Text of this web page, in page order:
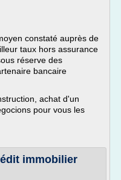
constaté auprès de
taux hors assurance
réserve des
bancaire
achat d'un
pour vous les
immobilier